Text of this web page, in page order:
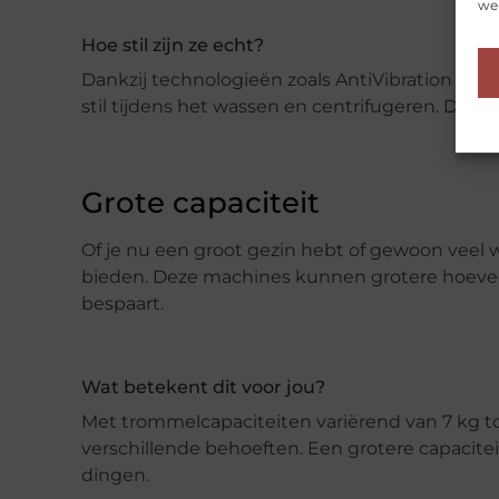
Hoe stil zijn ze echt?
Dankzij technologieën zoals AntiVibration
stil tijdens het wassen en centrifugeren. Dit
Grote capaciteit
Of je nu een groot gezin hebt of gewoon
bieden. Deze machines kunnen grotere
bespaart.
Wat betekent dit voor jou?
Met trommelcapaciteiten variërend van 7 kg
verschillende behoeften. Een grotere
dingen.